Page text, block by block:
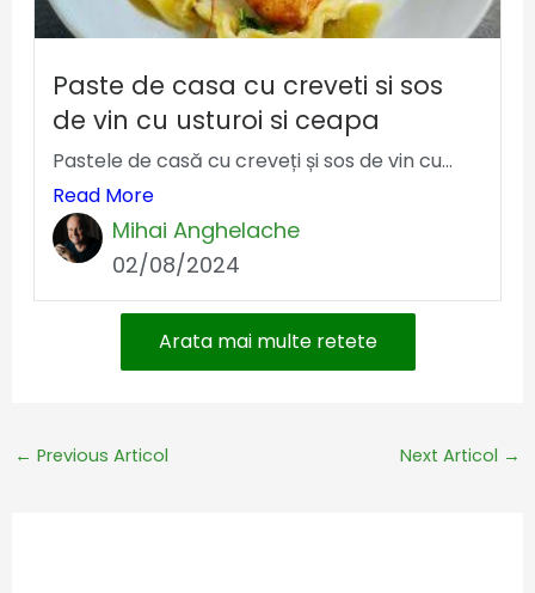
Paste de casa cu creveti si sos
de vin cu usturoi si ceapa
Pastele de casă cu creveți și sos de vin cu...
Read More
Mihai Anghelache
02/08/2024
Arata mai multe retete
← Previous Articol Next Articol →